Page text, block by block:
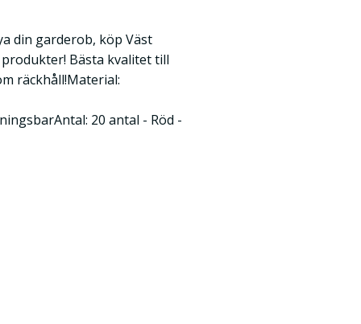
din garderob, köp Väst
Bästa kvalitet till
räckhåll!Material:
20 antal - Röd -